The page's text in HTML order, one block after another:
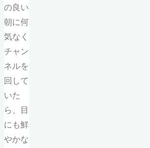
の良い
朝に何
気なく
チャン
ネルを
回して
いた
ら、目
にも鮮
やかな